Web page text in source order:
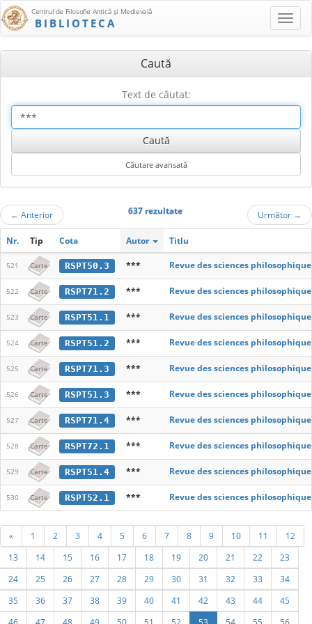
Centrul de Filosofie Antică şi Medievală
BIBLIOTECA
Caută
Text de căutat:
← Anterior 637 rezultate Următor →
Nr. Tip Cota Autor Titlu
521 Carte RSPT50.3 *** Revue des sciences
522 Carte RSPT71.2 *** Revue des sciences
523 Carte RSPT51.1 *** Revue des sciences
524 Carte RSPT51.2 *** Revue des sciences
525 Carte RSPT71.3 *** Revue des sciences
526 Carte RSPT51.3 *** Revue des sciences
527 Carte RSPT71.4 *** Revue des sciences
528 Carte RSPT72.1 *** Revue des sciences
529 Carte RSPT51.4 *** Revue des sciences
530 Carte RSPT52.1 *** Revue des sciences
« 1 2 3 4 5 6 7 8 9 10 11
12
13
14 15 16 17 18 19 20 21 22
23
24
25 26 27 28 29 30 31 32 33
34
35
36 37 38 39 40 41 42 43 44
45